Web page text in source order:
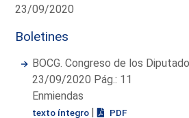
23/09/2020
Boletines
BOCG. Congreso de los
23/09/2020 Pág.: 11
Enmiendas
texto íntegro | PDF